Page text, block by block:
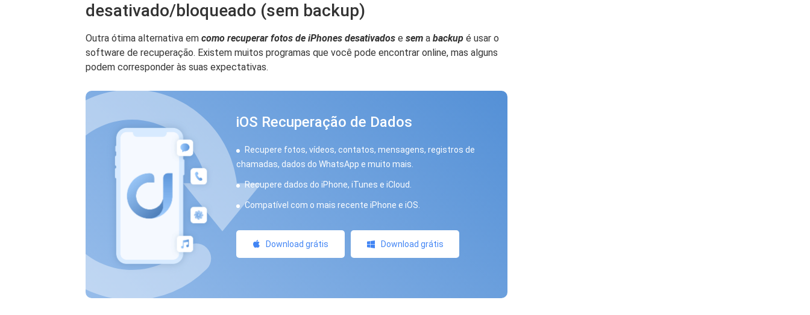
desativado/bloqueado (sem backup)
Outra ótima alternativa em como recuperar fotos de iPhones desativados e sem a backup é usar o
software de recuperação. Existem muitos programas que você pode encontrar online, mas alguns
podem corresponder às suas expectativas.
iOS Recuperação de Dados
Recupere fotos, vídeos, contatos, mensagens, registros de
chamadas, dados do WhatsApp e muito mais.
Recupere dados do iPhone, iTunes e iCloud.
Compatível com o mais recente iPhone e iOS.
Download grátis Download grátis